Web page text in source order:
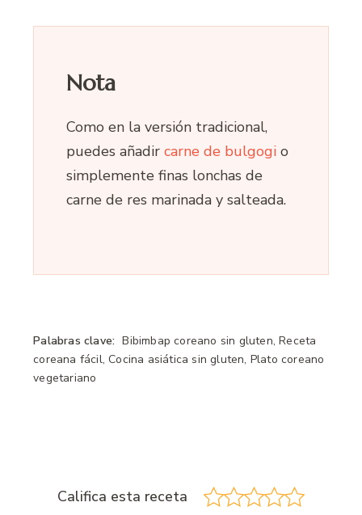
Nota
Como en la versión tradicional,
puedes añadircarne de bulgogi o
simplemente finas lonchas de
carne de res marinada y salteada.
Palabras clave: Bibimbap coreano sin gluten, Receta
coreana fácil, Cocina asiática sin gluten, Plato coreano
vegetariano
Califica esta receta